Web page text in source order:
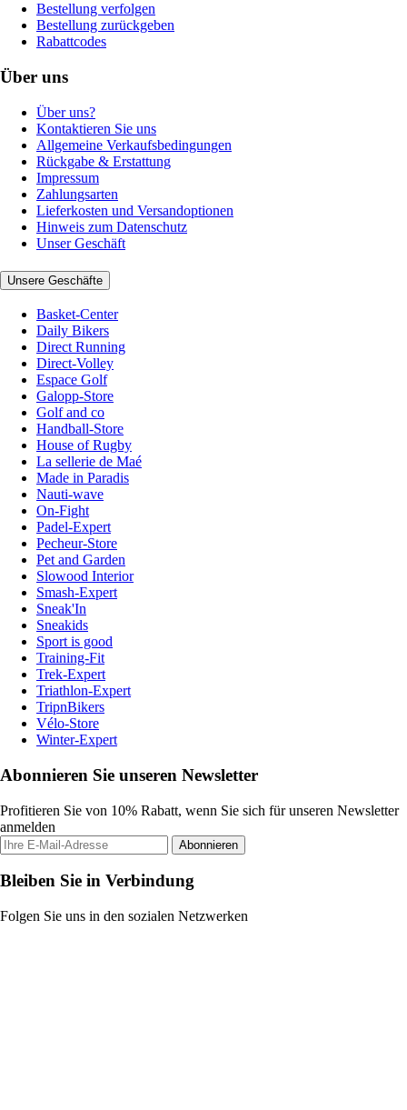
Bestellung verfolgen
Bestellung zurückgeben
Rabattcodes
Über uns
Über uns?
Kontaktieren Sie uns
Allgemeine Verkaufsbedingungen
Rückgabe & Erstattung
Impressum
Zahlungsarten
Lieferkosten und Versandoptionen
Hinweis zum Datenschutz
Unser Geschäft
Unsere Geschäfte
Basket-Center
Daily Bikers
Direct Running
Direct-Volley
Espace Golf
Galopp-Store
Golf and co
Handball-Store
House of Rugby
La sellerie de Maé
Made in Paradis
Nauti-wave
On-Fight
Padel-Expert
Pecheur-Store
Pet and Garden
Slowood Interior
Smash-Expert
Sneak'In
Sneakids
Sport is good
Training-Fit
Trek-Expert
Triathlon-Expert
TripnBikers
Vélo-Store
Winter-Expert
Abonnieren Sie unseren Newsletter
Profitieren Sie von 10% Rabatt, wenn Sie sich für unseren Newsletter
anmelden
Abonnieren
Bleiben Sie in Verbindung
Folgen Sie uns in den sozialen Netzwerken